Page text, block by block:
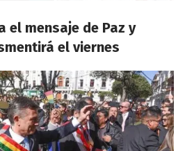
el mensaje de Paz y
el viernes